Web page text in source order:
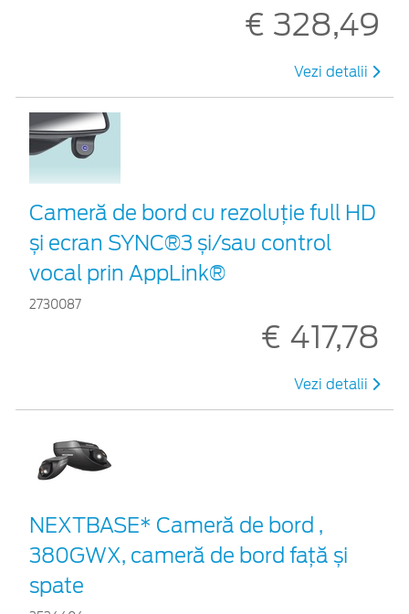
€ 328,49
Vezi detalii
Cameră de bord cu rezoluție full HD
și ecran SYNC®3 și/sau control
vocal prin AppLink®
2730087
€ 417,78
Vezi detalii
NEXTBASE* Cameră de bord ,
380GWX, cameră de bord față și
spate